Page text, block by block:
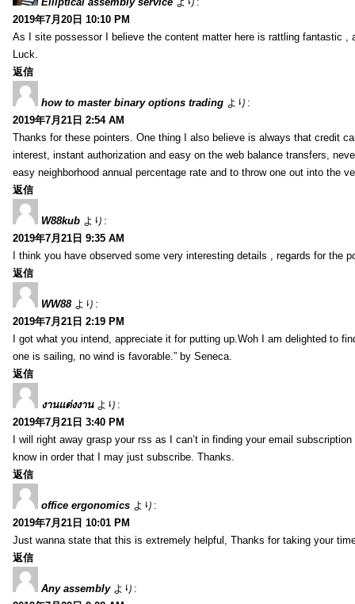
2019年7月20日 10:10 PM
As I site possessor I believe the content matter here is rattling fantastic ,
Luck.
返信
how to master binary options trading より:
2019年7月21日 2:54 AM
Thanks for these pointers. One thing I also believe is always that credit
interest, instant authorization and easy on the web balance transfers,
easy neighborhood annual percentage rate and to throw one out into the
返信
W88kub より:
2019年7月21日 9:35 AM
I think you have observed some very interesting details , regards for the
返信
WW88 より:
2019年7月21日 2:19 PM
I got what you intend, appreciate it for putting up.Woh I am delighted to
one is sailing, no wind is favorable.” by Seneca.
返信
งานแต่งงาน より:
2019年7月21日 3:40 PM
I will right away grasp your rss as I can’t in finding your email
know in order that I may just subscribe. Thanks.
返信
office ergonomics より:
2019年7月21日 10:01 PM
Just wanna state that this is extremely helpful, Thanks for taking your
返信
Any assembly より: